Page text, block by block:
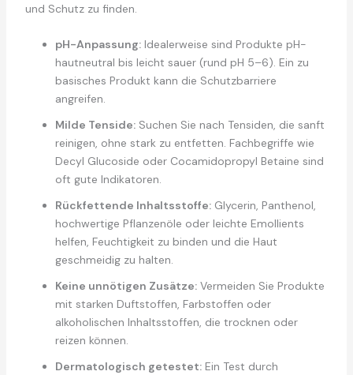
und Schutz zu finden.
pH-Anpassung:Idealerweise sind Produkte pH-
hautneutral bis leicht sauer (rund pH 5–6). Ein zu
basisches Produkt kann die Schutzbarriere
angreifen.
Milde Tenside:Suchen Sie nach Tensiden, die sanft
reinigen, ohne stark zu entfetten. Fachbegriffe wie
Decyl Glucoside oder Cocamidopropyl Betaine sind
oft gute Indikatoren.
Rückfettende Inhaltsstoffe:Glycerin, Panthenol,
hochwertige Pflanzenöle oder leichte Emollients
helfen, Feuchtigkeit zu binden und die Haut
geschmeidig zu halten.
Keine unnötigen Zusätze:Vermeiden Sie Produkte
mit starken Duftstoffen, Farbstoffen oder
alkoholischen Inhaltsstoffen, die trocknen oder
reizen können.
Dermatologisch getestet:Ein Test durch